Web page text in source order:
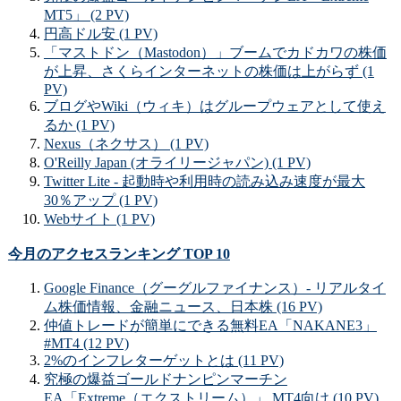
MT5」 (2 PV)
円高ドル安 (1 PV)
「マストドン（Mastodon）」ブームでカドカワの株価
が上昇、さくらインターネットの株価は上がらず (1
PV)
ブログやWiki（ウィキ）はグループウェアとして使え
るか (1 PV)
Nexus（ネクサス） (1 PV)
O'Reilly Japan (オライリージャパン) (1 PV)
Twitter Lite - 起動時や利用時の読み込み速度が最大
30％アップ (1 PV)
Webサイト (1 PV)
今月のアクセスランキング TOP 10
Google Finance（グーグルファイナンス）- リアルタイ
ム株価情報、金融ニュース、日本株 (16 PV)
仲値トレードが簡単にできる無料EA「NAKANE3」
#MT4 (12 PV)
2%のインフレターゲットとは (11 PV)
究極の爆益ゴールドナンピンマーチン
EA「Extreme（エクストリーム）」 MT4向け (10 PV)